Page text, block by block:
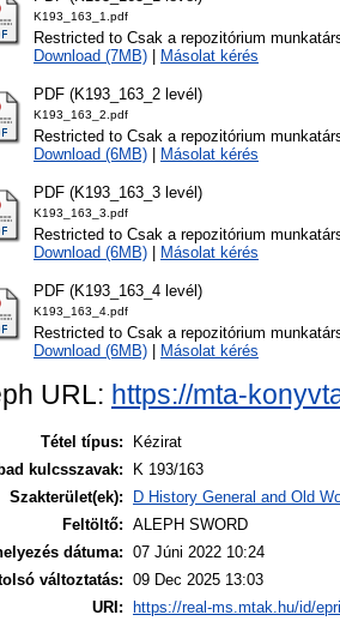
K193_163_1.pdf
Restricted to Csak a repozitórium
Download (7MB)
Másolat kérés
PDF (K193_163_2 levél)
K193_163_2.pdf
Restricted to Csak a repozitórium
Download (6MB)
Másolat kérés
PDF (K193_163_3 levél)
K193_163_3.pdf
Restricted to Csak a repozitórium
Download (6MB)
Másolat kérés
PDF (K193_163_4 levél)
K193_163_4.pdf
Restricted to Csak a repozitórium
Download (6MB)
Másolat kérés
URL: https://mta-
Tétel típus:
Kézirat
kulcsszavak:
K 193/163
Szakterület(ek):
D History General and Old
Feltöltő: ALEPH SWORD
dátuma: 07 Júni 2022 10:24
változtatás:
09 Dec 2025 13:03
URI:
https://real-ms.mtak.hu/id/